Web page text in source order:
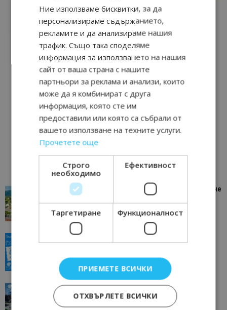
“Пощенска картичка от…”: Петрич – Изживяване
Петрич 11/07/2026 11:22
“Пощенска картичка от…”: Пловдив, градът на
Пловдив 23/06/2026 10:00
“Пощенска картичка от…”: Перник – град на
традициите, културата и вдъхновяващите...
Перник
Ние използваме бисквитки, за да
персонализираме съдържанието,
рекламите и да анализираме нашия
трафик. Също така споделяме
информация за използването на нашия
сайт от ваша страна с нашите
партньори за реклама и анализи, които
може да я комбинират с друга
информация, която сте им
предоставили или която са събрали от
вашето използване на техните услуги.
Прочетете още
Строго
необходимо
Ефективност
Таргетиране Функционалност
ПРИЕМЕТЕ ВСИЧКИ
ОТХВЪРЛЕТЕ ВСИЧКИ